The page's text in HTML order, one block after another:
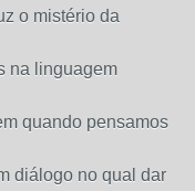
o mistério da
na linguagem
quando pensamos
diálogo no qual dar